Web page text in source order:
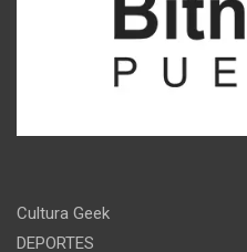
Cultura Geek
DEPORTES